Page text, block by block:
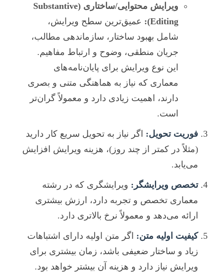
ویرایش محتوایی/ساختاری (Substantive
Editing):
عمیق‌ترین سطح ویرایش،
شامل بهبود ساختار، سازماندهی مطالب،
جریان منطقی، وضوح و ارتباط مفاهیم.
این نوع ویرایش برای پایان‌نامه‌های
معماری که نیاز به هماهنگی متنی و بصری
دارند، اهمیت زیادی دارد و معمولاً گران‌تر
است.
فوریت تحویل: اگر نیاز به تحویل سریع کار دارید
(مثلاً در کمتر از چند روز)، هزینه ویرایش افزایش
می‌یابد.
تخصص ویرایشگر: ویرایشگری که در رشته
معماری تخصص و تجربه دارد، ارزش بیشتری
ارائه می‌دهد و معمولاً نرخ بالاتری دارد.
کیفیت اولیه متن: اگر متن اولیه دارای اشتباهات
زیاد و ساختار ضعیفی باشد، زمان بیشتری برای
ویرایش نیاز دارد و هزینه آن بیشتر خواهد بود.